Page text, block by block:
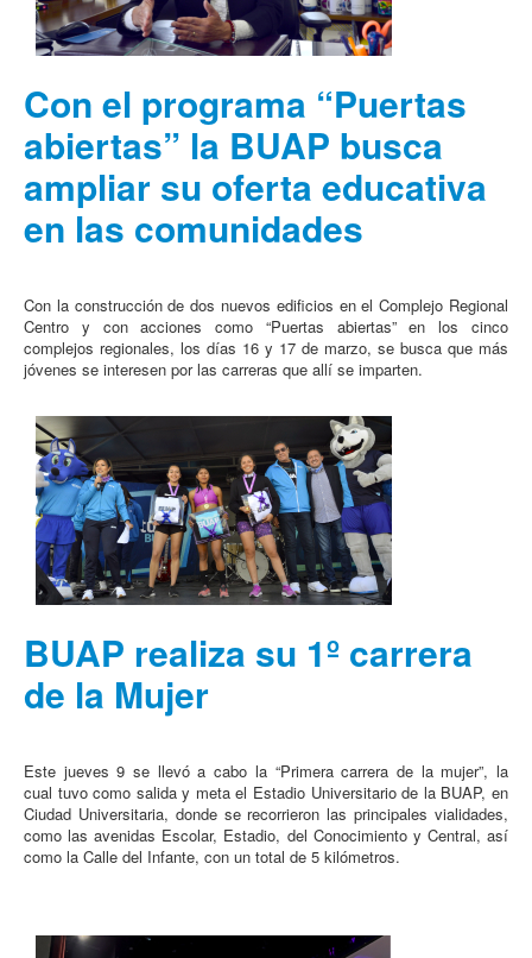
Con el programa “Puertas
abiertas” la BUAP busca
ampliar su oferta educativa
en las comunidades
Con la construcción de dos nuevos edificios en el Complejo Regional
Centro y con acciones como “Puertas abiertas” en los cinco
complejos regionales, los días 16 y 17 de marzo, se busca que más
jóvenes se interesen por las carreras que allí se imparten.
BUAP realiza su 1º carrera
de la Mujer
Este jueves 9 se llevó a cabo la “Primera carrera de la mujer”, la
cual tuvo como salida y meta el Estadio Universitario de la BUAP, en
Ciudad Universitaria, donde se recorrieron las principales vialidades,
como las avenidas Escolar, Estadio, del Conocimiento y Central, así
como la Calle del Infante, con un total de 5 kilómetros.